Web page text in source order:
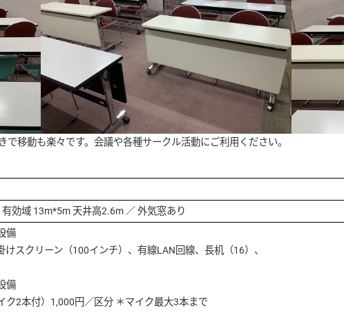
移動も楽々です。会議や各種サークル活動にご利用ください。
効域 13m*5m 天井高2.6m ／ 外気窓あり
備
スクリーン（100インチ）、有線LAN回線、長机（16）、
備
ク2本付）1,000円／区分 ＊マイク最大3本まで